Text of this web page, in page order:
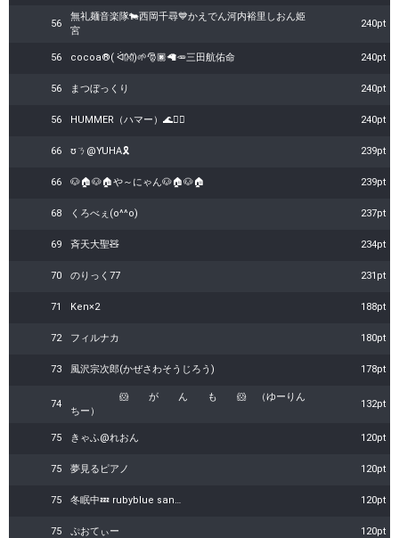
56
無礼麺音楽隊🐄西岡千尋💙かえでん河内裕里しおん姫
宮
240pt
56 cocoa®️( ᐛ👐)‪🌱🎅🏿🦙🥕三田航佑︎命 240pt
56 まつぼっくり 240pt
56 HUMMER（ハマー）🌊🏃‍♀️ 240pt
66 ᘮㄋ@YUHA🎗 239pt
66 🐶🏠🐶🏠や～にゃん🐶🏠🐶🏠 239pt
68 くろべぇ(o^^o) 237pt
69 斉天大聖🧸 234pt
70 のりっく77 231pt
71 Ken×2 188pt
72 フィルナカ 180pt
73 風沢宗次郎(かぜさわそうじろう) 178pt
74
🐹 が ん も 🐹 （ゆーりん
ちー）
132pt
75 きゃふ@れおん 120pt
75 夢見るピアノ 120pt
75 冬眠中💤 rubyblue san… 120pt
75 ぷおてぃー 120pt